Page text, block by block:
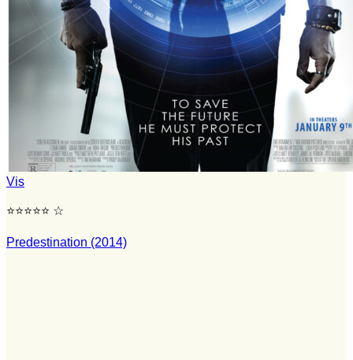
Vis
⭐⭐⭐⭐⭐ ☆
Predestination (2014)